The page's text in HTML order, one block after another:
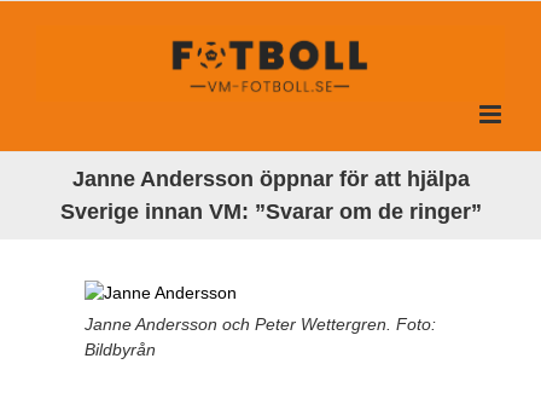
Janne Andersson öppnar för att hjälpa
Sverige innan VM: ”Svarar om de ringer”
Janne Andersson och Peter Wettergren. Foto:
Bildbyrån